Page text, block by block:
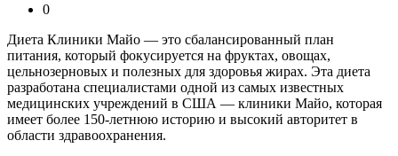
0
Диета Клиники Майо — это сбалансированный план
питания, который фокусируется на фруктах, овощах,
цельнозерновых и полезных для здоровья жирах. Эта диета
разработана специалистами одной из самых известных
медицинских учреждений в США — клиники Майо, которая
имеет более 150-летнюю историю и высокий авторитет в
области здравоохранения.